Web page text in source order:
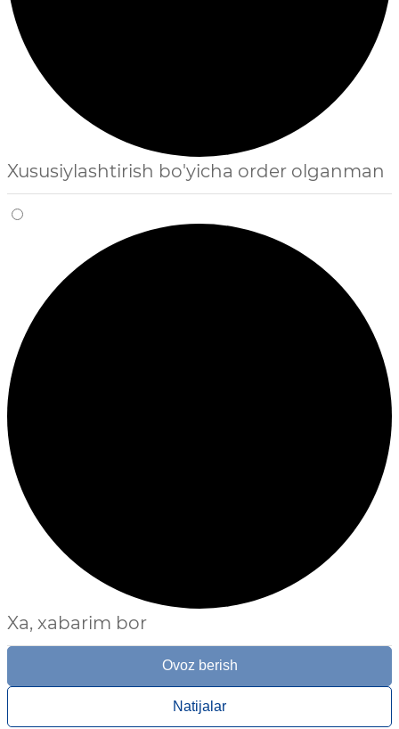
Xususiylashtirish bo'yicha order olganman
Xa, xabarim bor
Ovoz berish
Natijalar